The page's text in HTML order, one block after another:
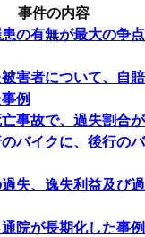
事件の内容
の有無が最大の争
害者について、自
例
事故で、過失割合
バイクに、後行の
失、逸失利益及び
院が長期化した事例